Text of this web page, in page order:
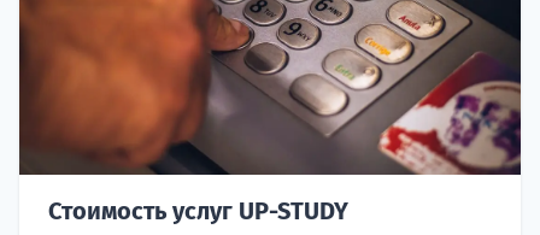
Стоимость услуг UP-STUDY